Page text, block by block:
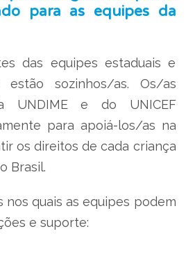
para as equipes da
das equipes estaduais e
estão sozinhos/as. Os/as
UNDIME e do UNICEF
para apoiá-los/as na
os direitos de cada criança
Brasil.
nos quais as equipes podem
e suporte: